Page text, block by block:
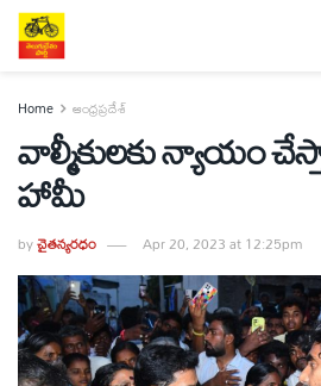
Home ఆంధ్రప్రదేశ్
వాల్మీకులకు న్యాయం
హామీ
byచైతన్యరధం Apr 20, 2023 at 12:25pm